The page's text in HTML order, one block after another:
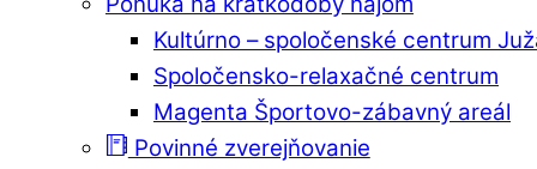
Kultúrno – spoločenské centrum
Spoločensko-relaxačné centrum
Magenta Športovo-zábavný areál
Povinné zverejňovanie